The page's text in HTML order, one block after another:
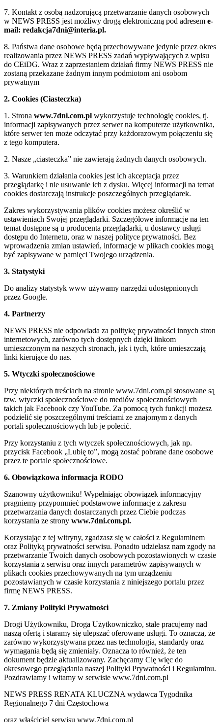
7. Kontakt z osobą nadzorującą przetwarzanie danych osobowych
w NEWS PRESS jest możliwy drogą elektroniczną pod adresem e-
mail: redakcja7dni@interia.pl.
8. Państwa dane osobowe będą przechowywane jedynie przez okres
realizowania przez NEWS PRESS zadań wypływających z wpisu
do CEiDG. Wraz z zaprzestaniem działań firmy NEWS PRESS nie
zostaną przekazane żadnym innym podmiotom ani osobom
prywatnym
2. Cookies (Ciasteczka)
1. Strona www.7dni.com.pl wykorzystuje technologię cookies, tj.
informacji zapisywanych przez serwer na komputerze użytkownika,
które serwer ten może odczytać przy każdorazowym połączeniu się
z tego komputera.
2. Nasze „ciasteczka” nie zawierają żadnych danych osobowych.
3. Warunkiem działania cookies jest ich akceptacja przez
przeglądarkę i nie usuwanie ich z dysku. Więcej informacji na temat
cookies dostarczają instrukcje poszczególnych przeglądarek.
Zakres wykorzystywania plików cookies możesz określić w
ustawieniach Swojej przeglądarki. Szczegółowe informacje na ten
temat dostępne są u producenta przeglądarki, u dostawcy usługi
dostępu do Internetu, oraz w naszej polityce prywatności. Bez
wprowadzenia zmian ustawień, informacje w plikach cookies mogą
być zapisywane w pamięci Twojego urządzenia.
3. Statystyki
Do analizy statystyk www używamy narzędzi udostępnionych
przez Google.
4. Partnerzy
NEWS PRESS nie odpowiada za politykę prywatności innych stron
internetowych, zarówno tych dostępnych dzięki linkom
umieszczonym na naszych stronach, jak i tych, które umieszczają
linki kierujące do nas.
5. Wtyczki społecznościowe
Przy niektórych treściach na stronie www.7dni.com.pl stosowane są
tzw. wtyczki społecznościowe do mediów społecznościowych
takich jak Facebook czy YouTube. Za pomocą tych funkcji możesz
podzielić się poszczególnymi treściami ze znajomym z danych
portali społecznościowych lub je polecić.
Przy korzystaniu z tych wtyczek społecznościowych, jak np.
przycisk Facebook „Lubię to”, mogą zostać pobrane dane osobowe
przez te portale społecznościowe.
6. Obowiązkowa informacja RODO
Szanowny użytkowniku! Wypełniając obowiązek informacyjny
pragniemy przypomnieć podstawowe informacje z zakresu
przetwarzania danych dostarczanych przez Ciebie podczas
korzystania ze strony www.7dni.com.pl.
Korzystając z tej witryny, zgadzasz się w całości z Regulaminem
oraz Polityką prywatności serwisu. Ponadto udzielasz nam zgody na
przetwarzanie Twoich danych osobowych pozostawionych w czasie
korzystania z serwisu oraz innych parametrów zapisywanych w
plikach cookies przechowywanych na tym urządzeniu
pozostawianych w czasie korzystania z niniejszego portalu przez
firmę NEWS PRESS.
7. Zmiany Polityki Prywatności
Drogi Użytkowniku, Droga Użytkowniczko, stale pracujemy nad
naszą ofertą i staramy się ulepszać oferowane usługi. To oznacza, że
zarówno wykorzystywana przez nas technologia, standardy oraz
wymagania będą się zmieniały. Oznacza to również, że ten
dokument będzie aktualizowany. Zachęcamy Cię więc do
okresowego przeglądania naszej Polityki Prywatności i Regulaminu.
Pozdrawiamy i witamy w serwisie www.7dni.com.pl
NEWS PRESS RENATA KLUCZNA wydawca Tygodnika
Regionalnego 7 dni Częstochowa
oraz właściciel serwisu www.7dni.com.pl